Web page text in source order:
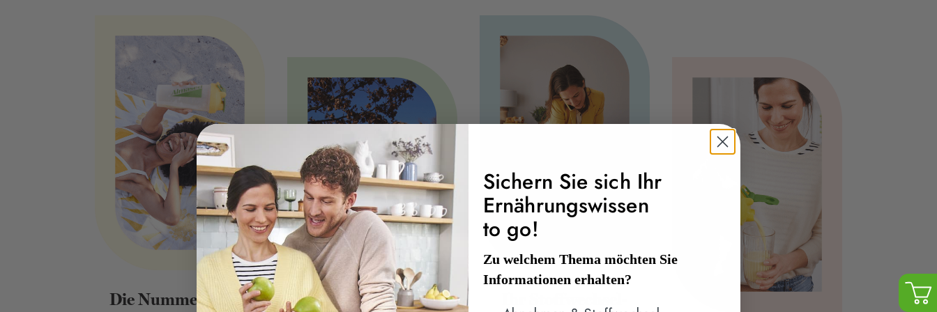
Die Nummer 1 zum
Sichern Sie sich Ihr
Ernährungswissen
to go!
Zu welchem Thema möchten Sie
Informationen erhalten?